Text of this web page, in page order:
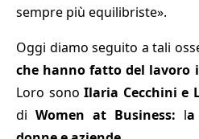
sempre più equilibriste».
Oggi diamo seguito a tali
che hanno fatto del lavoro
Loro sono Ilaria Cecchini e
di Women at Business: l